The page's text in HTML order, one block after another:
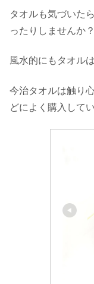
タオルも気づいた
ったりしませんか？
風水的にもタオル
今治タオルは触り
どによく購入してい